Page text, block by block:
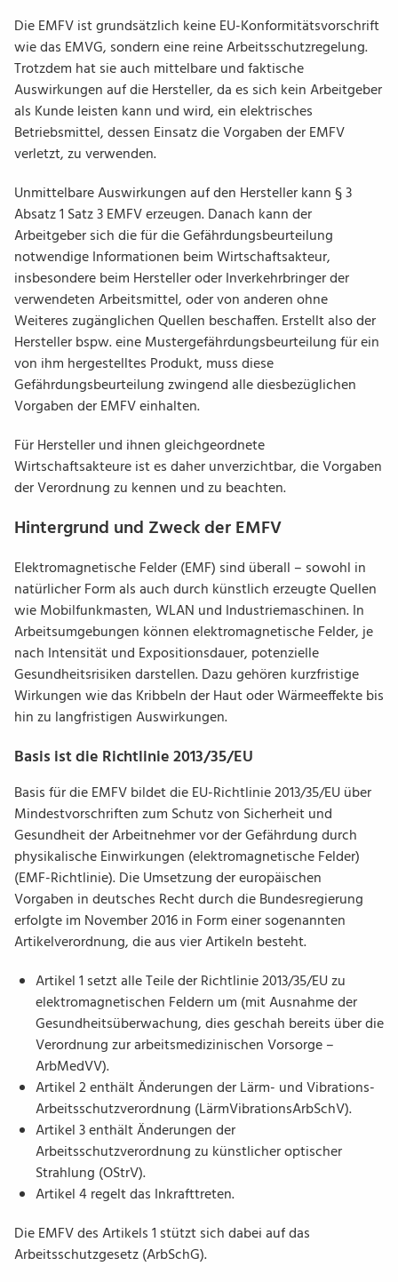
Die EMFV ist grundsätzlich keine EU-Konformitätsvorschrift
wie das EMVG, sondern eine reine Arbeitsschutzregelung.
Trotzdem hat sie auch mittelbare und faktische
Auswirkungen auf die Hersteller, da es sich kein Arbeitgeber
als Kunde leisten kann und wird, ein elektrisches
Betriebsmittel, dessen Einsatz die Vorgaben der EMFV
verletzt, zu verwenden.
Unmittelbare Auswirkungen auf den Hersteller kann § 3
Absatz 1 Satz 3 EMFV erzeugen. Danach kann der
Arbeitgeber sich die für die Gefährdungsbeurteilung
notwendige Informationen beim Wirtschaftsakteur,
insbesondere beim Hersteller oder Inverkehrbringer der
verwendeten Arbeitsmittel, oder von anderen ohne
Weiteres zugänglichen Quellen beschaffen. Erstellt also der
Hersteller bspw. eine Mustergefährdungsbeurteilung für ein
von ihm hergestelltes Produkt, muss diese
Gefährdungsbeurteilung zwingend alle diesbezüglichen
Vorgaben der EMFV einhalten.
Für Hersteller und ihnen gleichgeordnete
Wirtschaftsakteure ist es daher unverzichtbar, die Vorgaben
der Verordnung zu kennen und zu beachten.
Hintergrund und Zweck der EMFV
Elektromagnetische Felder (EMF) sind überall – sowohl in
natürlicher Form als auch durch künstlich erzeugte Quellen
wie Mobilfunkmasten, WLAN und Industriemaschinen. In
Arbeitsumgebungen können elektromagnetische Felder, je
nach Intensität und Expositionsdauer, potenzielle
Gesundheitsrisiken darstellen. Dazu gehören kurzfristige
Wirkungen wie das Kribbeln der Haut oder Wärmeeffekte bis
hin zu langfristigen Auswirkungen.
Basis ist die Richtlinie 2013/35/EU
Basis für die EMFV bildet die EU-Richtlinie 2013/35/EU über
Mindestvorschriften zum Schutz von Sicherheit und
Gesundheit der Arbeitnehmer vor der Gefährdung durch
physikalische Einwirkungen (elektromagnetische Felder)
(EMF-Richtlinie). Die Umsetzung der europäischen
Vorgaben in deutsches Recht durch die Bundesregierung
erfolgte im November 2016 in Form einer sogenannten
Artikelverordnung, die aus vier Artikeln besteht.
Artikel 1 setzt alle Teile der Richtlinie 2013/35/EU zu
elektromagnetischen Feldern um (mit Ausnahme der
Gesundheitsüberwachung, dies geschah bereits über die
Verordnung zur arbeitsmedizinischen Vorsorge –
ArbMedVV).
Artikel 2 enthält Änderungen der Lärm- und Vibrations-
Arbeitsschutzverordnung (LärmVibrationsArbSchV).
Artikel 3 enthält Änderungen der
Arbeitsschutzverordnung zu künstlicher optischer
Strahlung (OStrV).
Artikel 4 regelt das Inkrafttreten.
Die EMFV des Artikels 1 stützt sich dabei auf das
Arbeitsschutzgesetz (ArbSchG).